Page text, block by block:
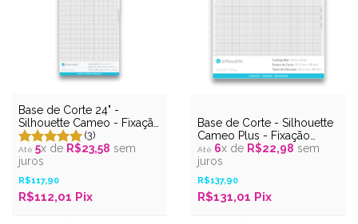
Base de Corte 24" -
Silhouette Cameo - Fixação
Normal
(3)
5x de R$23,58 sem
juros
R$117,90
R$112,01 Pix
Base de Corte - Silhouette
Cameo Plus - Fixação
Normal
6x de R$22,98 sem
juros
R$137,90
R$131,01 Pix